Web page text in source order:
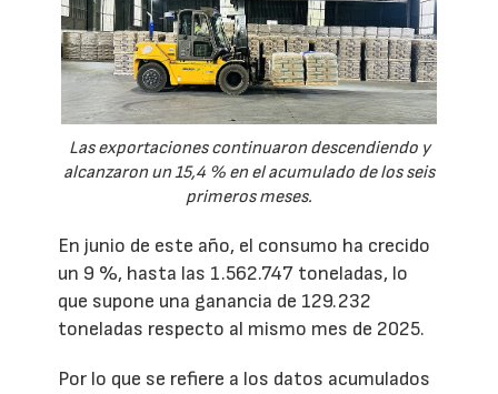
Las exportaciones continuaron descendiendo y
alcanzaron un 15,4 % en el acumulado de los seis
primeros meses.
En junio de este año, el consumo ha crecido
un 9 %, hasta las 1.562.747 toneladas, lo
que supone una ganancia de 129.232
toneladas respecto al mismo mes de 2025.
Por lo que se refiere a los datos acumulados